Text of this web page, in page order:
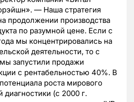
— Наша стратегия
продолжении производства
по разумной цене. Если с
мы концентрировались на
деятельности, то с
запустили продажи
с рентабельностью 40%. В
роста мирового
диагностики (с 2000 г.